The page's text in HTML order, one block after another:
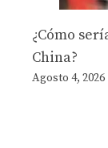
¿Cómo
China?
Agosto 4, 2026